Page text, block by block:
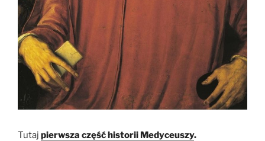
Tutaj pierwsza część historii Medyceuszy.